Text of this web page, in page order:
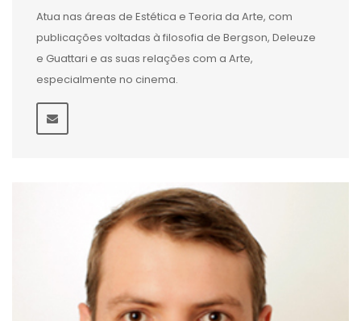
Atua nas áreas de Estética e Teoria da Arte, com
publicações voltadas à filosofia de Bergson, Deleuze
e Guattari e as suas relações com a Arte,
especialmente no cinema.